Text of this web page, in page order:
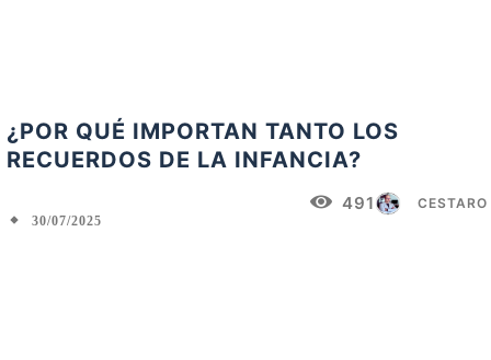
¿POR QUÉ IMPORTAN TANTO LOS
RECUERDOS DE LA INFANCIA?
CESTARO
30/07/2025
491